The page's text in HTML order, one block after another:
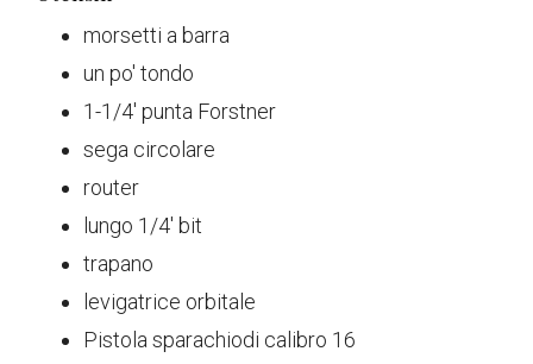
morsetti a barra
un po' tondo
1-1/4' punta Forstner
sega circolare
router
lungo 1/4' bit
trapano
levigatrice orbitale
Pistola sparachiodi calibro 16